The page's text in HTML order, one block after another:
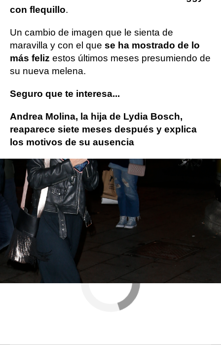
con flequillo.
Un cambio de imagen que le sienta de
maravilla y con el que se ha mostrado de lo
más feliz estos últimos meses presumiendo de
su nueva melena.
Seguro que te interesa...
Andrea Molina, la hija de Lydia Bosch,
reaparece siete meses después y explica
los motivos de su ausencia
redes sociales
Novamas » Gente